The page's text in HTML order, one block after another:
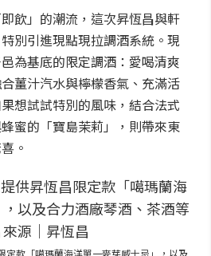
飲」的潮流，這次昇恆昌與軒
別引進現點現拉調酒系統。現
為基底的限定調酒：愛喝清爽
薑汁汽水與檸檬香氣、充滿活
想試試特別的風味，結合法式
蜜的「寶島茉莉」，則帶來東
。
款「噶瑪蘭海洋單一麥芽威士忌」，以及